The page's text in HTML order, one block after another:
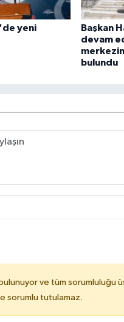
yeni
Başkan
devam
bulundu
ve tüm sorumluluğu
sorumlu tutulamaz.